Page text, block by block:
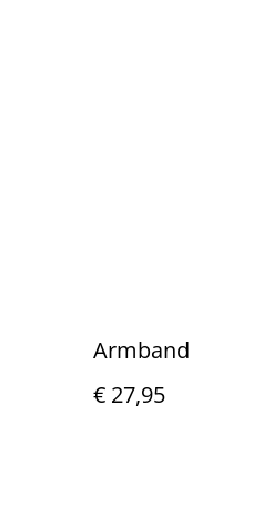
Armband
€ 27,95